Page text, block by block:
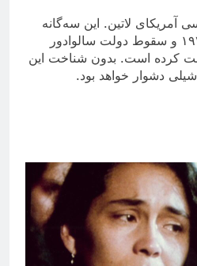
آمریکای لاتین. این سه‌گانه
وقایع منتهی به کودتای ۱۹۷۳ و سقوط دولت سالوادور
ثبت کرده است. بدون شناخت این
دشوار خواهد بود.